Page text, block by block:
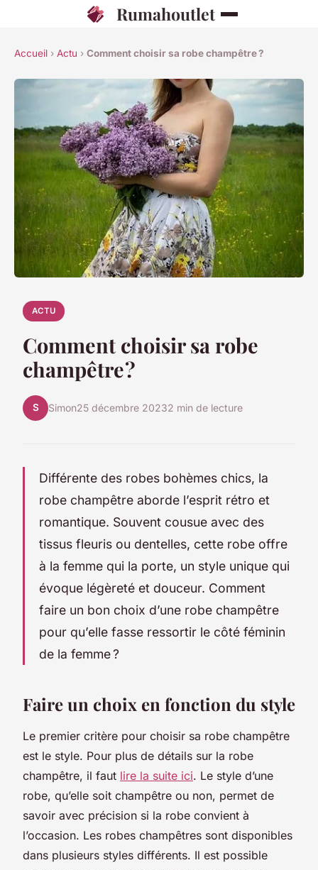
Rumahoutlet
Accueil › Actu › Comment choisir sa robe champêtre ?
ACTU
Comment choisir sa robe
champêtre ?
S Simon25 décembre 20232 min de lecture
Différente des robes bohèmes chics, la
robe champêtre aborde l’esprit rétro et
romantique. Souvent cousue avec des
tissus fleuris ou dentelles, cette robe offre
à la femme qui la porte, un style unique qui
évoque légèreté et douceur. Comment
faire un bon choix d’une robe champêtre
pour qu’elle fasse ressortir le côté féminin
de la femme ?
Faire un choix en fonction du style
Le premier critère pour choisir sa robe champêtre
est le style. Pour plus de détails sur la robe
champêtre, il faut lire la suite ici. Le style d’une
robe, qu’elle soit champêtre ou non, permet de
savoir avec précision si la robe convient à
l’occasion. Les robes champêtres sont disponibles
dans plusieurs styles différents. Il est possible